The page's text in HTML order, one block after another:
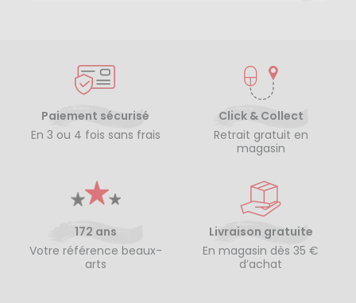
Paiement sécurisé
En 3 ou 4 fois sans frais
Click & Collect
Retrait gratuit en
magasin
172 ans
Votre référence beaux-
arts
Livraison gratuite
En magasin dès 35 €
d’achat